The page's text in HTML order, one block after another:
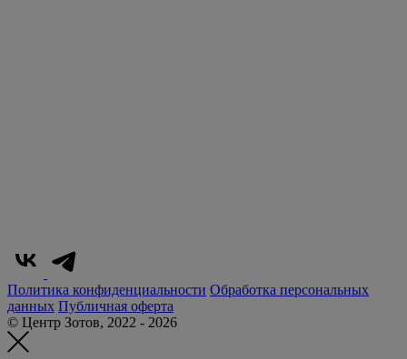
Политика конфиденциальности Обработка персональных
данных Публичная оферта
© Центр Зотов, 2022 - 2026